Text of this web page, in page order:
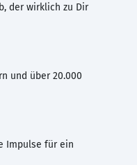
der wirklich zu Dir
und über 20.000
Impulse für ein